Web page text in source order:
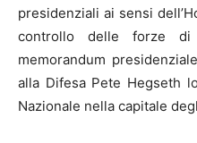
presidenziali ai sensi
controllo delle forze
memorandum
alla Difesa Pete Hegseth
Nazionale nella capitale